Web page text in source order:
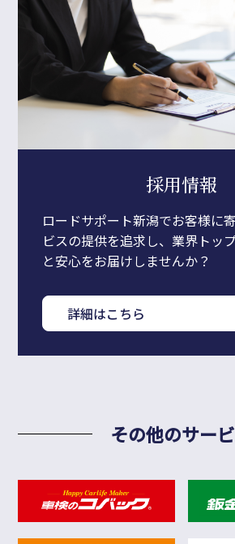
採用情報
ロードサポート新潟でお客様に
ビスの提供を追求し、業界トッ
と安心をお届けしませんか？
詳細はこちら
その他のサー